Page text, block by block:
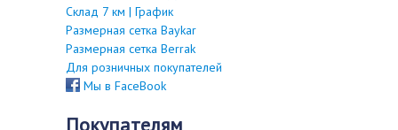
Склад 7 км | График
Размерная сетка Baykar
Размерная сетка Berrak
Для розничных покупателей
Мы в FaceBook
покупателям